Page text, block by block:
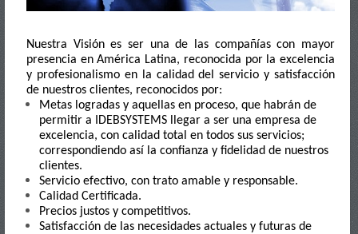
Nuestra Visión es ser una de las compañías con mayor
presencia en América Latina, reconocida por la excelencia
y profesionalismo en la calidad del servicio y satisfacción
de nuestros clientes, reconocidos por:
Metas logradas y aquellas en proceso, que habrán de
permitir a IDEBSYSTEMS llegar a ser una empresa de
excelencia, con calidad total en todos sus servicios;
correspondiendo así la confianza y fidelidad de nuestros
clientes.
Servicio efectivo, con trato amable y responsable.
Calidad Certificada.
Precios justos y competitivos.
Satisfacción de las necesidades actuales y futuras de